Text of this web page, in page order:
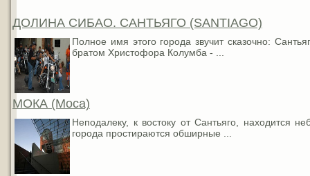
ДОЛИНА СИБАО. САНТЬЯГО (SANTIAGO)
Полное имя этого города звучит сказочно:
братом Христофора Колумба - ...
МОКА (Moca)
Неподалеку, к востоку от Сантьяго, находится
города простираются обширные ...